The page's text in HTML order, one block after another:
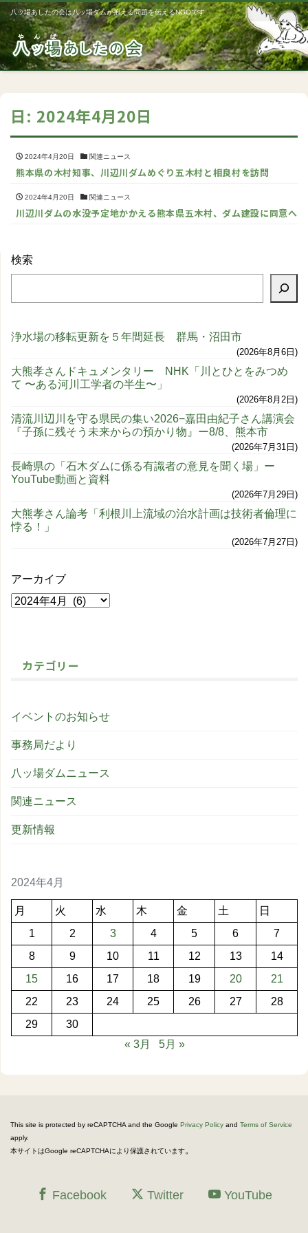
八ッ場あしたの会は八ッ場ダムが抱える問題を伝えるNGOです
日: 2024年4月20日
2024年4月20日 関連ニュース
熊本県の木村知事、川辺川ダムめぐり五木村と相良村を訪問
2024年4月20日 関連ニュース
川辺川ダムの水没予定地かかえる熊本県五木村、ダム建設に同意へ
検索
浄水場の移転更新を５年間延長 群馬・沼田市
2026年8月6日
大熊孝さんドキュメンタリー NHK「川とひとをみつめ
て 〜ある河川工学者の半生〜」
2026年8月2日
清流川辺川を守る県民の集い2026−嘉田由紀子さん講演会
『子孫に残そう未来からの預かり物』ー8/8、熊本市
2026年7月31日
長崎県の「石木ダムに係る有識者の意見を聞く場」ー
YouTube動画と資料
2026年7月29日
大熊孝さん論考「利根川上流域の治水計画は技術者倫理に
悖る！」
2026年7月27日
アーカイブ
カテゴリー
イベントのお知らせ
事務局だより
八ッ場ダムニュース
関連ニュース
更新情報
2024年4月
月 火 水 木 金 土
日
1
2 3 4 5 6
7
8
9 10 11 12 13
14
15
16 17 18 19 20
21
22
23 24 25 26 27
28
29
30
« 3月
5月 »
This site is protected by reCAPTCHA and the Google Privacy Policy and Terms of Service
apply.
本サイトはGoogle reCAPTCHAにより保護されています。
Facebook Twitter YouTube